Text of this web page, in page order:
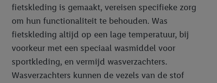
fietskleding is gemaakt, vereisen specifieke zorg
om hun functionaliteit te behouden. Was
fietskleding altijd op een lage temperatuur, bij
voorkeur met een speciaal wasmiddel voor
sportkleding, en vermijd wasverzachters.
Wasverzachters kunnen de vezels van de stof